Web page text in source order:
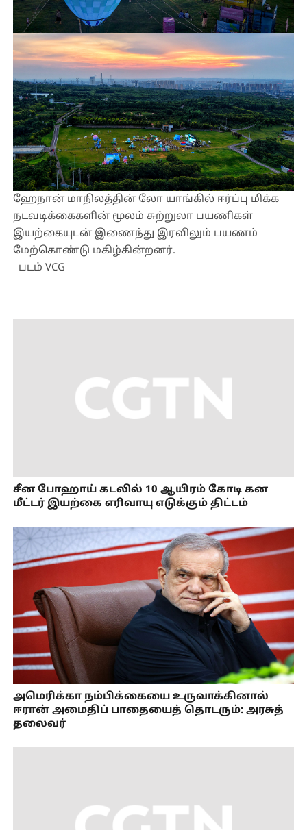
ஹேநான் மாநிலத்தின் லோ யாங்கில் ஈர்ப்பு மிக்க
நடவடிக்கைகளின் மூலம் சுற்றுலா பயணிகள்
இயற்கையுடன் இணைந்து இரவிலும் பயணம்
மேற்கொண்டு மகிழ்கின்றனர்.
படம் VCG
சீன போஹாய் கடலில் 10 ஆயிரம் கோடி கன
மீட்டர் இயற்கை எரிவாயு எடுக்கும் திட்டம்
அமெரிக்கா நம்பிக்கையை உருவாக்கினால்
ஈரான் அமைதிப் பாதையைத் தொடரும்: அரசுத்
தலைவர்